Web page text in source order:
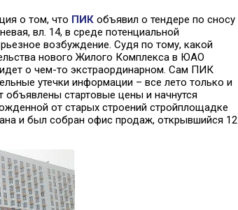
о том, что ПИКобъявил о тендере по сносу
вл. 14, в среде потенциальной
возбуждение. Судя по тому, какой
нового Жилого Комплекса в ЮАО
о чем-то экстраординарном. Сам ПИК
утечки информации – все лето только и
стартовые цены и начнутся
от старых строений стройплощадке
и был собран офис продаж, открывшийся 12